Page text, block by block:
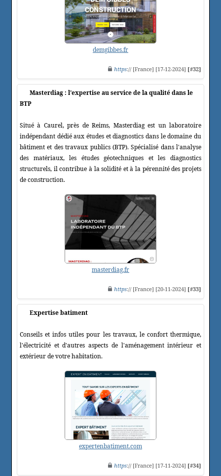
demgibbes.fr
https:// [France] [17-12-2024] [#32]
Masterdiag : l'expertise au service de la qualité dans le
BTP
Situé à Caurel, près de Reims, Masterdiag est un laboratoire
indépendant dédié aux études et diagnostics dans le domaine du
bâtiment et des travaux publics (BTP). Spécialisé dans l'analyse
des matériaux, les études géotechniques et les diagnostics
structurels, il contribue à la solidité et à la pérennité des projets
de construction.
masterdiag.fr
https:// [France] [20-11-2024] [#33]
Expertise batiment
Conseils et infos utiles pour les travaux, le confort thermique,
l'électricité et d'autres aspects de l'aménagement intérieur et
extérieur de votre habitation.
expertenbatiment.com
https:// [France] [17-11-2024] [#34]